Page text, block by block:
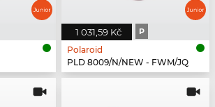
1 031,59 Kč P
Polaroid
PLD 8009/N/NEW - FWM/JQ